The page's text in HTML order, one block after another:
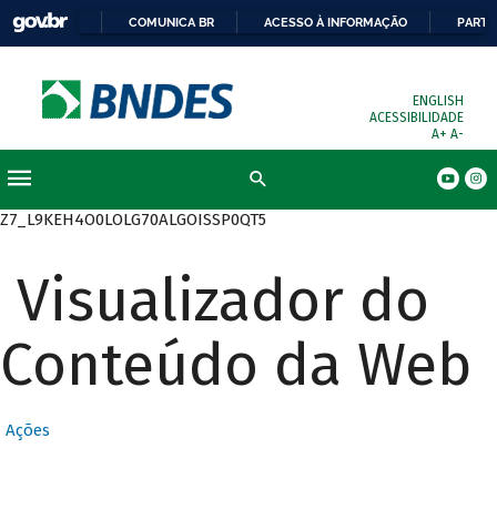
COMUNICA BR ACESSO À INFORMAÇÃO
ENGLISH
ACESSIBILIDADE
A+ A-
Z7_L9KEH4O0LOLG70ALGOISSP0QT5
Visualizador do
Conteúdo da Web
Ações